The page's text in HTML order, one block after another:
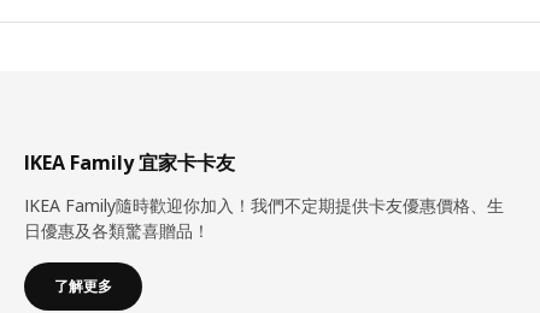
IKEA Family 宜家卡卡友
IKEA Family隨時歡迎你加入！我們不定期提供卡友優惠價格、生
日優惠及各類驚喜贈品！
了解更多